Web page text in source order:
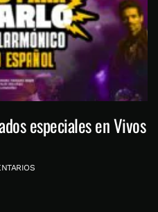
especiales en Vivos